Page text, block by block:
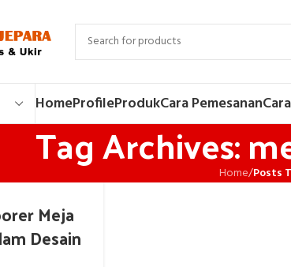
HomeProfileProdukCara Pemesanan
Tag Archives:
Home/Posts
Meja
Desain